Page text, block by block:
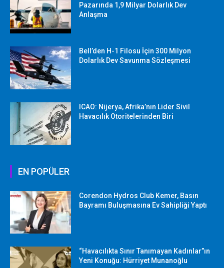
Pazarında 1,9 Milyar Dolarlık Dev
Anlaşma
Bell’den H-1 Filosu İçin 300 Milyon
Dolarlık Dev Savunma Sözleşmesi
ICAO: Nijerya, Afrika’nın Lider Sivil
Havacılık Otoritelerinden Biri
EN POPÜLER
Corendon Hydros Club Kemer, Basın
Bayramı Buluşmasına Ev Sahipliği Yaptı
“Havacılıkta Sınır Tanımayan Kadınlar”ın
Yeni Konuğu: Hürriyet Munanoğlu